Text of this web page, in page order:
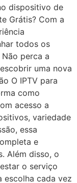
dispositivo de
Grátis? Com a
todos os
perca a
uma nova
O IPTV para
como
acesso a
variedade
essa
e
Além disso, o
o serviço
escolha cada vez